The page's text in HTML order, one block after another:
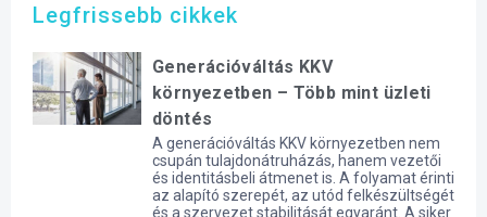
Legfrissebb cikkek
Generációváltás KKV
környezetben – Több mint üzleti
döntés
A generációváltás KKV környezetben nem
csupán tulajdonátruházás, hanem vezetői
és identitásbeli átmenet is. A folyamat érinti
az alapító szerepét, az utód felkészültségét
és a szervezet stabilitását egyaránt. A siker